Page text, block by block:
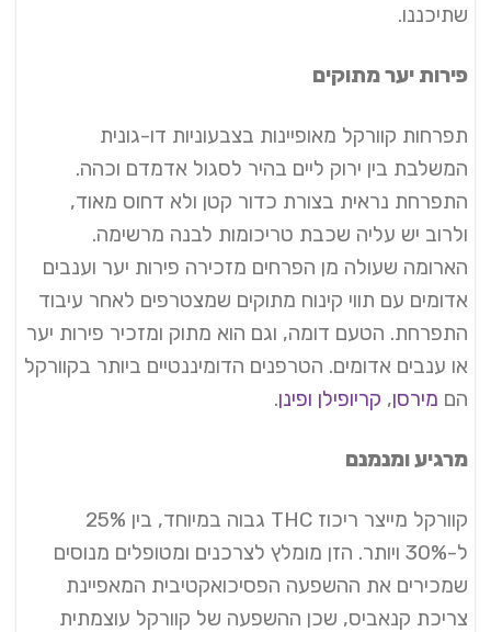
שתיכננו.
פירות יער מתוקים
תפרחות קוורקל מאופיינות בצבעוניות דו-גונית
המשלבת בין ירוק ליים בהיר לסגול אדמדם וכהה.
התפרחת נראית בצורת כדור קטן ולא דחוס מאוד,
ולרוב יש עליה שכבת טריכומות לבנה מרשימה.
הארומה שעולה מן הפרחים מזכירה פירות יער וענבים
אדומים עם תווי קינוח מתוקים שמצטרפים לאחר עיבוד
התפרחת. הטעם דומה, וגם הוא מתוק ומזכיר פירות יער
או ענבים אדומים. הטרפנים הדומיננטיים ביותר בקוורקל
הם מירסן, קריופילן ופינן.
מרגיע ומנמנם
קוורקל מייצר ריכוז THC גבוה במיוחד, בין 25%
ל-30% ויותר. הזן מומלץ לצרכנים ומטופלים מנוסים
שמכירים את ההשפעה הפסיכואקטיבית המאפיינת
צריכת קנאביס, שכן ההשפעה של קוורקל עוצמתית